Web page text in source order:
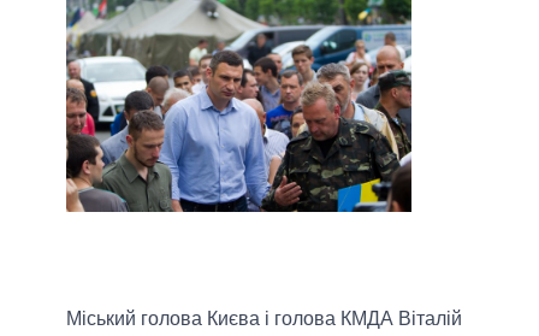
Міський голова Києва і голова КМДА Віталій